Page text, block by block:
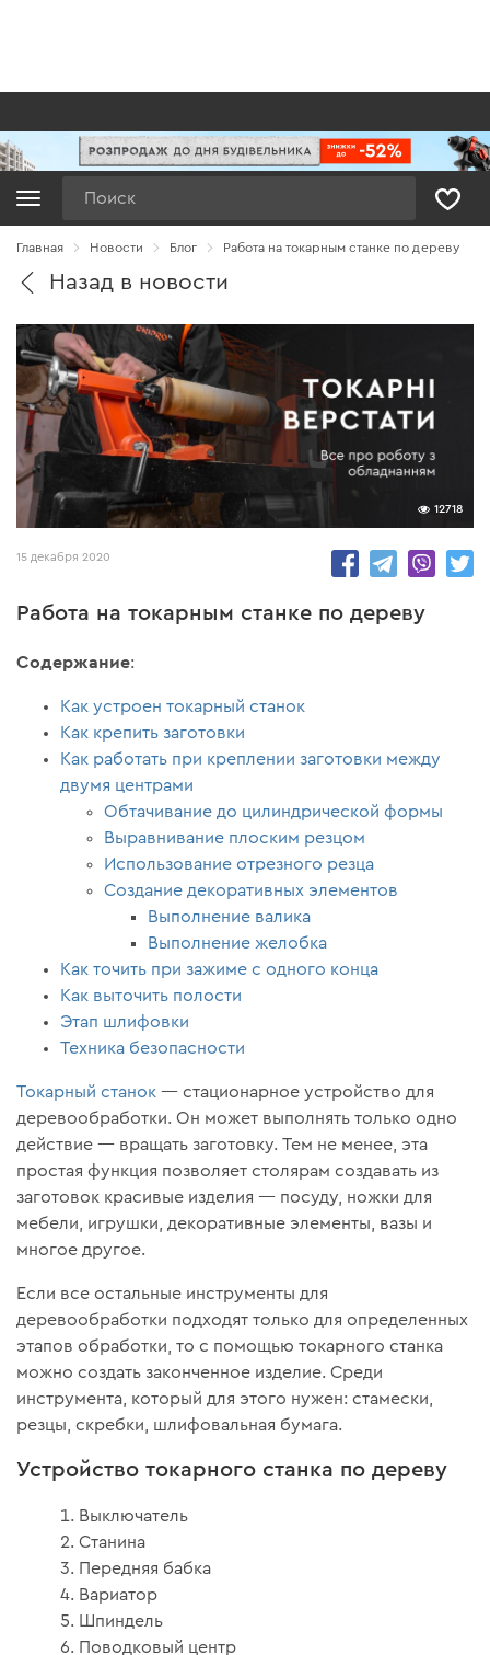
Главная Новости Блог Работа на токарным станке по дереву
Назад в новости
12718
15 декабря 2020
Работа на токарным станке по дереву
Содержание:
Как устроен токарный станок
Как крепить заготовки
Как работать при креплении заготовки между
двумя центрами
Обтачивание до цилиндрической формы
Выравнивание плоским резцом
Использование отрезного резца
Создание декоративных элементов
Выполнение валика
Выполнение желобка
Как точить при зажиме с одного конца
Как выточить полости
Этап шлифовки
Техника безопасности
Токарный станок — стационарное устройство для
деревообработки. Он может выполнять только одно
действие — вращать заготовку. Тем не менее, эта
простая функция позволяет столярам создавать из
заготовок красивые изделия — посуду, ножки для
мебели, игрушки, декоративные элементы, вазы и
многое другое.
Если все остальные инструменты для
деревообработки подходят только для определенных
этапов обработки, то с помощью токарного станка
можно создать законченное изделие. Среди
инструмента, который для этого нужен: стамески,
резцы, скребки, шлифовальная бумага.
Устройство токарного станка по дереву
Выключатель
Станина
Передняя бабка
Вариатор
Шпиндель
Поводковый центр